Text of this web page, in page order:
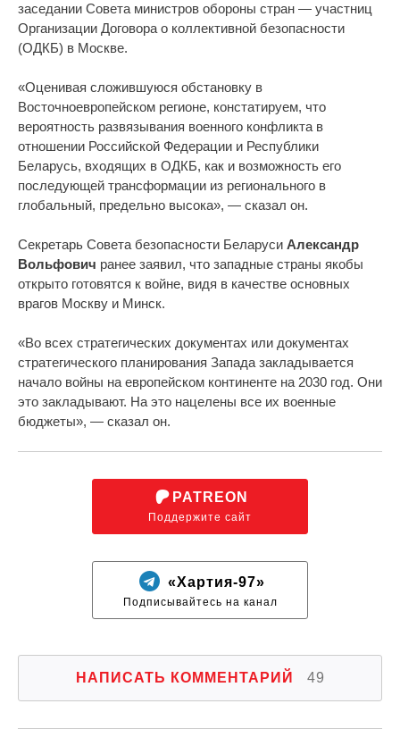
заседании Совета министров обороны стран — участниц
Организации Договора о коллективной безопасности
(ОДКБ) в Москве.
«Оценивая сложившуюся обстановку в
Восточноевропейском регионе, констатируем, что
вероятность развязывания военного конфликта в
отношении Российской Федерации и Республики
Беларусь, входящих в ОДКБ, как и возможность его
последующей трансформации из регионального в
глобальный, предельно высока», — сказал он.
Секретарь Совета безопасности Беларуси Александр
Вольфович ранее заявил, что западные страны якобы
открыто готовятся к войне, видя в качестве основных
врагов Москву и Минск.
«Во всех стратегических документах или документах
стратегического планирования Запада закладывается
начало войны на европейском континенте на 2030 год. Они
это закладывают. На это нацелены все их военные
бюджеты», — сказал он.
PATREON
Поддержите сайт
«Хартия-97»
Подписывайтесь на канал
НАПИСАТЬ КОММЕНТАРИЙ 49